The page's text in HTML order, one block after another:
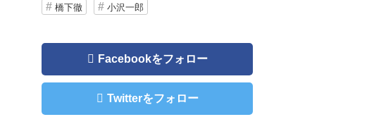
橋下徹 小沢一郎
Facebookをフォロー
Twitterをフォロー